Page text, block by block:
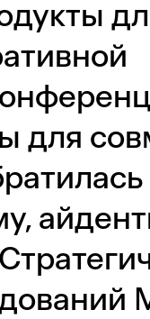
для